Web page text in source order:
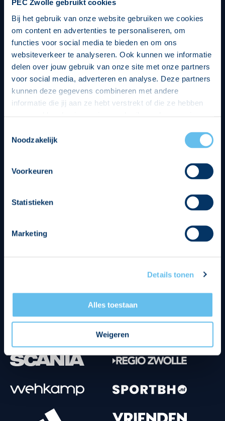
PEC Zwolle gebruikt cookies
Bij het gebruik van onze website gebruiken we cookies
om content en advertenties te personaliseren, om
functies voor social media te bieden en om ons
websiteverkeer te analyseren. Ook kunnen we informatie
delen over jouw gebruik van onze site met onze partners
voor social media, adverteren en analyse. Deze partners
kunnen deze gegevens combineren met andere
informatie die jij aan ze hebt verstrekt of die ze hebben
op een veilige en integere wijze. Je kunt je toestemming
beheren op de privacy- en cookieverklaring pagina.
Noodzakelijk
Voorkeuren
Statistieken
Marketing
Details tonen
Alles toestaan
Weigeren